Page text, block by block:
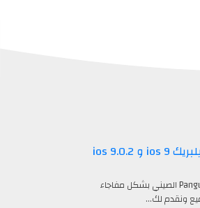
شرح كيفية جيلبريك ios 9 و ios 9.0.2
The أطلق فريق Pangu الصيني بشكل مفاجاء